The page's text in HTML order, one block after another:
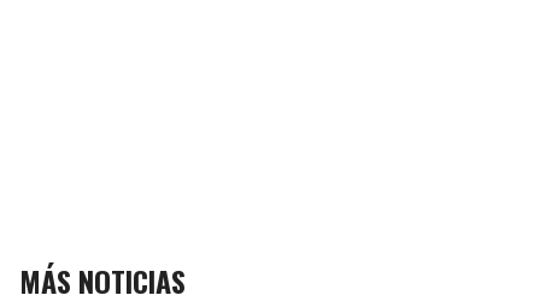
MÁS NOTICIAS